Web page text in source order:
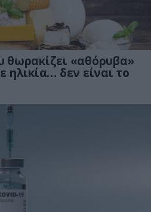
θωρακίζει «αθόρυβα»
ηλικία… δεν είναι το